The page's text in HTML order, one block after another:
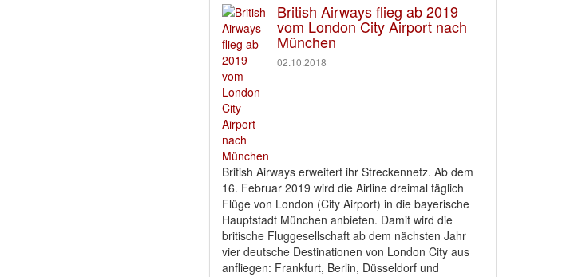
British Airways flieg ab 2019
vom London City Airport nach
München
02.10.2018
British Airways erweitert ihr Streckennetz. Ab dem
16. Februar 2019 wird die Airline dreimal täglich
Flüge von London (City Airport) in die bayerische
Hauptstadt München anbieten. Damit wird die
britische Fluggesellschaft ab dem nächsten Jahr
vier deutsche Destinationen von London City aus
anfliegen: Frankfurt, Berlin, Düsseldorf und